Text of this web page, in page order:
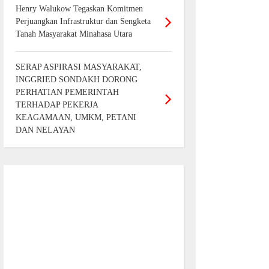
Henry Walukow Tegaskan Komitmen
Perjuangkan Infrastruktur dan Sengketa
Tanah Masyarakat Minahasa Utara
SERAP ASPIRASI MASYARAKAT,
INGGRIED SONDAKH DORONG
PERHATIAN PEMERINTAH
TERHADAP PEKERJA
KEAGAMAAN, UMKM, PETANI
DAN NELAYAN